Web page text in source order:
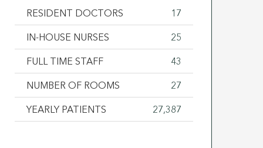
RESIDENT DOCTORS 17
IN-HOUSE NURSES 25
FULL TIME STAFF 43
NUMBER OF ROOMS 27
YEARLY PATIENTS 27,387